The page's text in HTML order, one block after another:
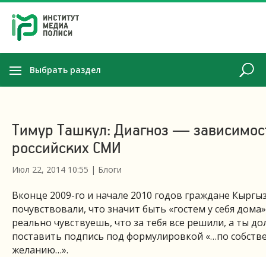
Выбрать раздел
Тимур Ташкул: Диагноз —
российских СМИ
Июл 22, 2014 10:55 | Блоги
Вконце 2009-го и начале 2010 годов граждане
почувствовали, что значит быть «гостем у себя
реально чувствуешь, что за тебя все решили, а ты
поставить подпись под формулировкой «…по
желанию…».